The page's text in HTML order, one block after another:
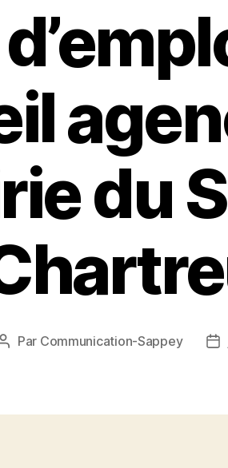
du
Auteur
Par Communication-Sappey